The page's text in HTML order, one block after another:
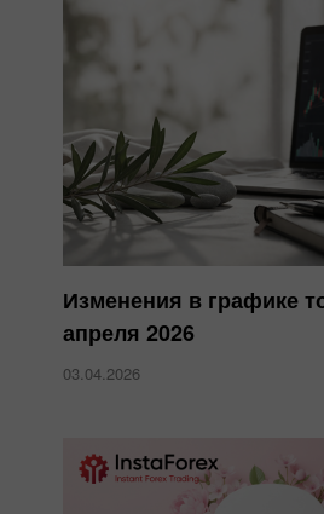
Изменения в графике
апреля 2026
03.04.2026